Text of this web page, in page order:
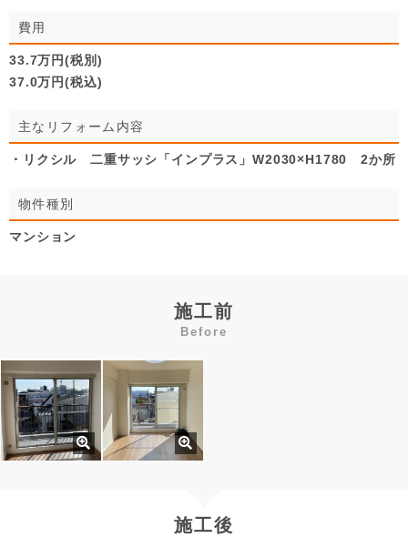
費用
33.7万円(税別)
37.0万円(税込)
主なリフォーム内容
・リクシル 二重サッシ「インプラス」W2030×H1780 2か所
物件種別
マンション
施工前
Before
施工後